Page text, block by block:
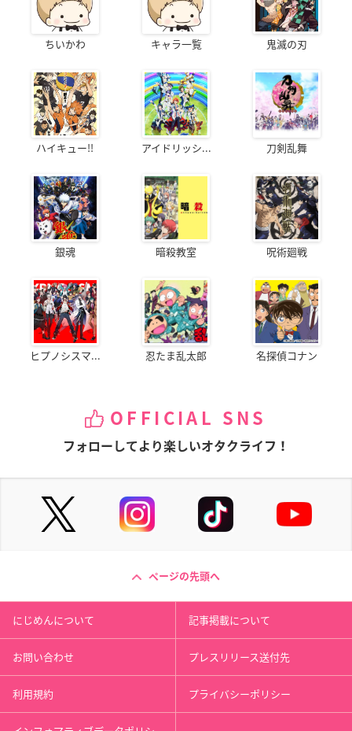
ちいかわ キャラ一覧 鬼滅の刃
ハイキュー!! アイドリッシ... 刀剣乱舞
銀魂 暗殺教室 呪術廻戦
ヒプノシスマ... 忍たま乱太郎 名探偵コナン
OFFICIAL SNS
フォローしてより楽しいオタクライフ！
ページの先頭へ
にじめんについて 記事掲載について
お問い合わせ プレスリリース送付先
利用規約 プライバシーポリシー